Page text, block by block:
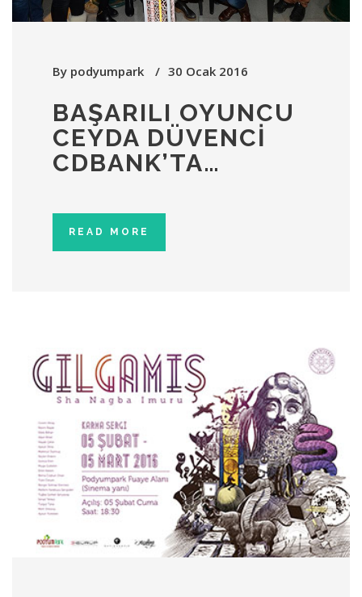
By podyumpark 30 Ocak 2016
BAŞARILI OYUNCU
CEYDA DÜVENCI
CDBANK’TA…
READ MORE